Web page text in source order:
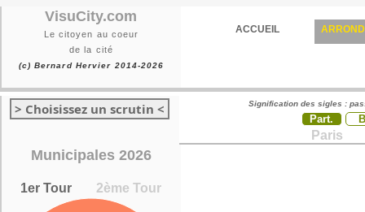
VisuCity.com
Le citoyen au coeur
de la cité
(c) Bernard Hervier 2014-2026
ACCUEIL
> Choisissez un scrutin <
Municipales 2026
1er Tour 2ème Tour
Signification des sigles :
Part.
Paris